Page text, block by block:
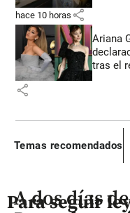
hace 10 horas share
Ariana
tras el
share
Temas recomendados
Para seguir
A dos días